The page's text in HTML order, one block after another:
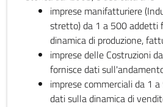
imprese manifatturiere
stretto) da 1 a 500 addetti
dinamica di produzione,
imprese delle Costruzioni
fornisce dati
imprese commerciali da 1
dati sulla dinamica di